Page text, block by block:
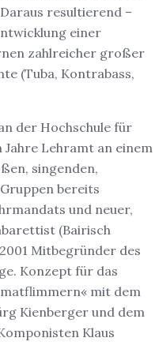
resultierend –
einer
zahlreicher großer
(Tuba, Kontrabass,
der Hochschule für
Lehramt an einem
singenden,
bereits
und neuer,
(Bairisch
Mitbegründer des
Konzept für das
mit dem
Kienberger und dem
Klaus